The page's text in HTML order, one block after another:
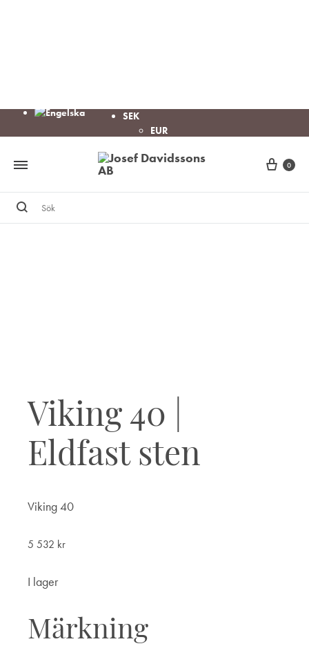
SEK
EUR
Cart
0
Sök
Viking 40 |
Eldfast sten
Viking 40
5 532 kr
I lager
Märkning